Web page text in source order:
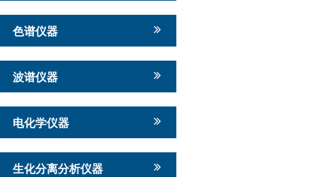
色谱仪器
波谱仪器
电化学仪器
生化分离分析仪器